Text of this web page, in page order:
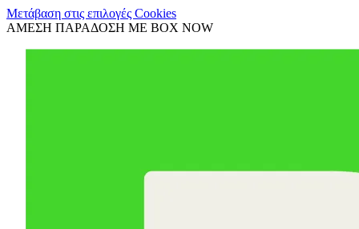
Μετάβαση στις επιλογές Cookies
ΑΜΕΣΗ ΠΑΡΑΔΟΣΗ ΜΕ BOX NOW